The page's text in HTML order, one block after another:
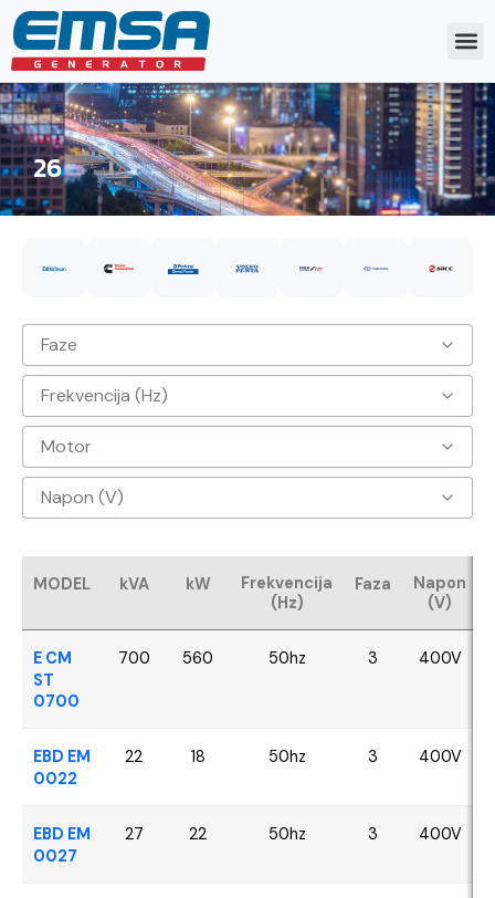
26
Faze
3
Frekvencija (Hz)
50hz
Motor
Baudouin
CUMMINS
Perkins
VOLVO
YANGDONG
Napon (V)
400V
MODEL kVA kW
Frekvencija
(Hz)
Faza
Napon
(V)
E CM
ST
0700
700 560 50hz 3 400V
EBD EM
0022
22 18 50hz 3 400V
EBD EM
0027
27 22 50hz 3 400V